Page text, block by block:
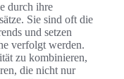
durch ihre
Sie sind oft die
und setzen
verfolgt werden.
zu kombinieren,
die nicht nur